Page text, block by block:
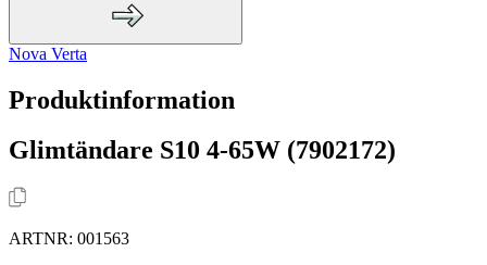
Nova Verta
Produktinformation
Glimtändare S10 4-65W (7902172)
ARTNR: 001563